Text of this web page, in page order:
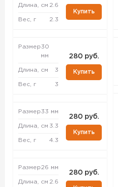
Длина, см 2.6
Вес, г 2.3
Купить
Размер30
мм
Длина, см 3
Вес, г 3
280 руб.
Купить
Размер33 мм
Длина, см 3.3
Вес, г 4.3
280 руб.
Купить
Размер26 мм
Длина, см 2.6
280 руб.